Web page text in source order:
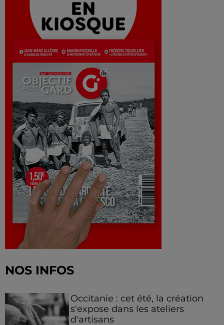
NOS INFOS
Occitanie : cet été, la création
s'expose dans les ateliers
d'artisans